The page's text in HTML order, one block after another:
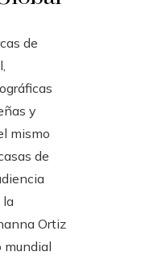
de
y
mismo
de
la
Ortiz
mundial